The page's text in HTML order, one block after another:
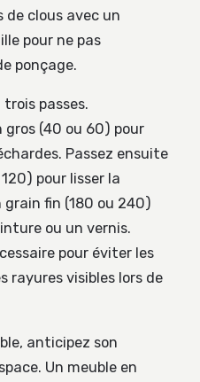
de clous avec un
pour ne pas
ponçage.
trois passes.
gros (40 ou 60) pour
Passez ensuite
pour lisser la
fin (180 ou 240)
ou un vernis.
pour éviter les
rayures visibles lors de
anticipez son
Un meuble en